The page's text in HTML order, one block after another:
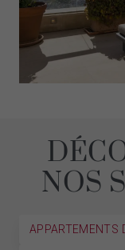
NOS
APPARTEMENTS